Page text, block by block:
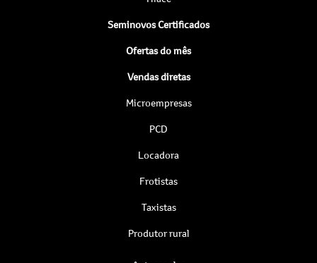
Seminovos Certificados
Ofertas do mês
Vendas diretas
Microempresas
PCD
Locadora
Frotistas
Taxistas
Produtor rural